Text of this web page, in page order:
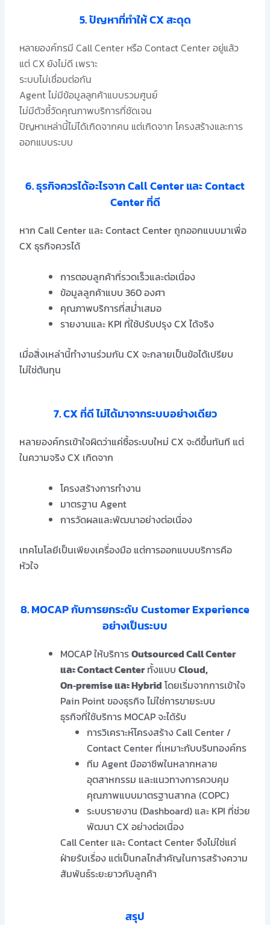
5. ปัญหาที่ทำให้ CX สะดุด
หลายองค์กรมี Call Center หรือ Contact Center อยู่แล้ว
แต่ CX ยังไม่ดี เพราะ
ระบบไม่เชื่อมต่อกัน
Agent ไม่มีข้อมูลลูกค้าแบบรวมศูนย์
ไม่มีตัวชี้วัดคุณภาพบริการที่ชัดเจน
ปัญหาเหล่านี้ไม่ได้เกิดจากคน แต่เกิดจาก โครงสร้างและการ
ออกแบบระบบ
6. ธุรกิจควรได้อะไรจาก Call Center และ Contact
Center ที่ดี
หาก Call Center และ Contact Center ถูกออกแบบมาเพื่อ
CX ธุรกิจควรได้
การตอบลูกค้าที่รวดเร็วและต่อเนื่อง
ข้อมูลลูกค้าแบบ 360 องศา
คุณภาพบริการที่สม่ำเสมอ
รายงานและ KPI ที่ใช้ปรับปรุง CX ได้จริง
เมื่อสิ่งเหล่านี้ทำงานร่วมกัน CX จะกลายเป็นข้อได้เปรียบ
ไม่ใช่ต้นทุน
7. CX ที่ดี ไม่ได้มาจากระบบอย่างเดียว
หลายองค์กรเข้าใจผิดว่าแค่ซื้อระบบใหม่ CX จะดีขึ้นทันที แต่
ในความจริง CX เกิดจาก
โครงสร้างการทำงาน
มาตรฐาน Agent
การวัดผลและพัฒนาอย่างต่อเนื่อง
เทคโนโลยีเป็นเพียงเครื่องมือ แต่การออกแบบบริการคือ
หัวใจ
8. MOCAP กับการยกระดับ Customer Experience
อย่างเป็นระบบ
MOCAP ให้บริการOutsourced Call Center
และ Contact Centerทั้งแบบCloud,
On‑premise และ Hybrid โดยเริ่มจากการเข้าใจ
Pain Point ของธุรกิจ ไม่ใช่การขายระบบ
ธุรกิจที่ใช้บริการ MOCAP จะได้รับ
การวิเคราะห์โครงสร้าง Call Center /
Contact Center ที่เหมาะกับบริบทองค์กร
ทีม Agent มืออาชีพในหลากหลาย
อุตสาหกรรม และแนวทางการควบคุม
คุณภาพแบบมาตรฐานสากล (COPC)
ระบบรายงาน (Dashboard) และ KPI ที่ช่วย
พัฒนา CX อย่างต่อเนื่อง
Call Center และ Contact Center จึงไม่ใช่แค่
ฝ่ายรับเรื่อง แต่เป็นกลไกสำคัญในการสร้างความ
สัมพันธ์ระยะยาวกับลูกค้า
สรุป